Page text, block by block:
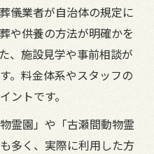
ペット葬儀準備チェ
へ伝えたい感謝の気持
要な心の整理と向き
儀業者が自治体の規定に
や供養の方法が明確かを
、施設見学や事前相談が
。料金体系やスタッフの
ントです。
霊園」や「古瀬間動物霊
多く、実際に利用した方